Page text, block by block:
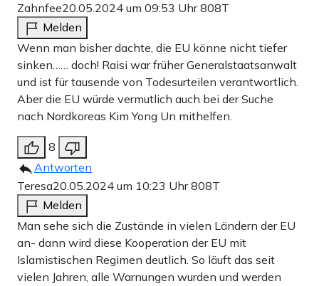
Zahnfee20.05.2024 um 09:53 Uhr808T
Melden
Wenn man bisher dachte, die EU könne nicht tiefer
sinken…… doch! Raisi war früher Generalstaatsanwalt
und ist für tausende von Todesurteilen verantwortlich.
Aber die EU würde vermutlich auch bei der Suche
nach Nordkoreas Kim Yong Un mithelfen.
8
Antworten
Teresa20.05.2024 um 10:23 Uhr808T
Melden
Man sehe sich die Zustände in vielen Ländern der EU
an- dann wird diese Kooperation der EU mit
Islamistischen Regimen deutlich. So läuft das seit
vielen Jahren, alle Warnungen wurden und werden